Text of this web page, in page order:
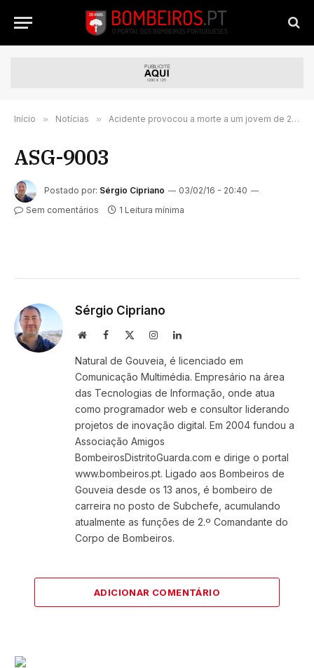
Início » Notícias » Acidente provocou a morte a um jovem de 23 anos
ASG-9003
Postado por: Sérgio Cipriano
03/02/16 - 20:40
Sem comentários
1 Leitura mínima
Sérgio Cipriano
WebsiteFacebook InstagramLinkedIn
Natural de Gouveia, é licenciado em
Comunicação Multimédia. Empresário na área
das Tecnologias de Informação, onde atua
como programador web e consultor liderando
projetos de inovação digital. Em 2004 fundou a
Associação Amigos
BombeirosDistritoGuarda.com e dirige o portal
www.bombeiros.pt. Ligado aos Bombeiros de
Gouveia desde os 13 anos, é bombeiro de
carreira no posto de Subchefe, acumulando
atualmente as funções de 2.º Comandante do
Corpo de Bombeiros.
ADICIONAR COMENTÁRIO